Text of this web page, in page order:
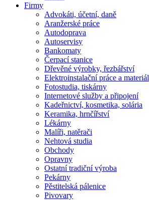
Firmy
Advokáti, účetní, daně
Aranžerské práce
Autodoprava
Autoservisy
Bankomaty
Čerpací stanice
Dřevěné výrobky, řezbářství
Elektroinstalační práce a materiál
Fotostudia, tiskárny
Internetové služby a připojení
Kadeřnictví, kosmetika, solária
Keramika, hrnčířství
Lékárny
Malíři, natěrači
Nehtová studia
Obchody
Opravny
Ostatní tradiční výroba
Pekárny
Pěstitelská pálenice
Pivovary